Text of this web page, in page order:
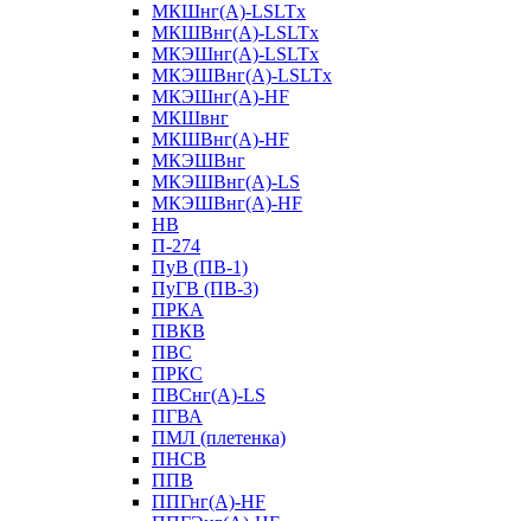
МКШнг(А)-LSLTx
МКШВнг(A)-LSLTx
МКЭШнг(А)-LSLTx
МКЭШВнг(A)-LSLTx
МКЭШнг(А)-HF
МКШвнг
МКШВнг(А)-HF
МКЭШВнг
МКЭШВнг(А)-LS
МКЭШВнг(А)-HF
НВ
П-274
ПуВ (ПВ-1)
ПуГВ (ПВ-3)
ПРКА
ПВКВ
ПВС
ПРКС
ПВСнг(А)-LS
ПГВА
ПМЛ (плетенка)
ПНСВ
ППВ
ППГнг(А)-HF